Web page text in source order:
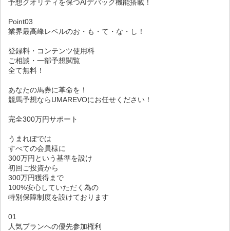
予想クオリティを保つAIデバック機能搭載！
Point03
業界最高峰レベルのお・も・て・な・し！
登録料・コンテンツ使用料
ご相談・一部予想閲覧
全て無料！
あなたの馬券に革命を！
競馬予想ならUMAREVOにお任せください！
完全300万円サポート
うまれぼでは
すべての会員様に
300万円という基準を設け
初回ご投資から
300万円獲得まで
100%安心していただく為の
特別保障制度を設けております
01
人気プランへの優先参加権利